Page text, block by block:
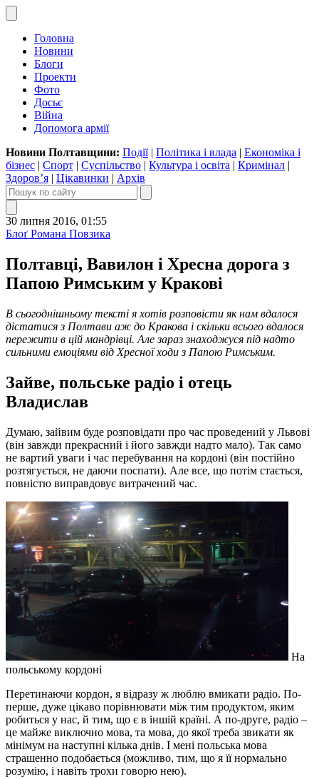
Головна
Новини
Блоги
Проекти
Фото
Досьє
Війна
Допомога армії
Новини Полтавщини: Події| Політика і влада | Економіка і
бізнес | Спорт | Суспільство | Культура і освіта | Кримінал |
Здоров’я | Цікавинки | Архів
30 липня 2016, 01:55
Блоґ Романа Повзика
Полтавці, Вавилон і Хресна дорога з
Папою Римським у Кракові
В сьогоднішньому тексті я хотів розповісти як нам вдалося
дістатися з Полтави аж до Кракова і скільки всього вдалося
пережити в цій мандрівці. Але зараз знаходжуся під надто
сильними емоціями від Хресної ходи з Папою Римським.
Зайве, польське радіо і отець
Владислав
Думаю, зайвим буде розповідати про час проведений у Львові
(він завжди прекрасний і його завжди надто мало). Так само
не вартий уваги і час перебування на кордоні (він постійно
розтягується, не даючи поспати). Але все, що потім стається,
повністю виправдовує витрачений час.
На
польському кордоні
Перетинаючи кордон, я відразу ж люблю вмикати радіо. По-
перше, дуже цікаво порівнювати між тим продуктом, яким
робиться у нас, й тим, що є в іншій країні. А по-друге, радіо –
це майже виключно мова, та мова, до якої треба звикати як
мінімум на наступні кілька днів. І мені польська мова
страшенно подобається (можливо, тим, що я її нормально
розумію, і навіть трохи говорю нею).